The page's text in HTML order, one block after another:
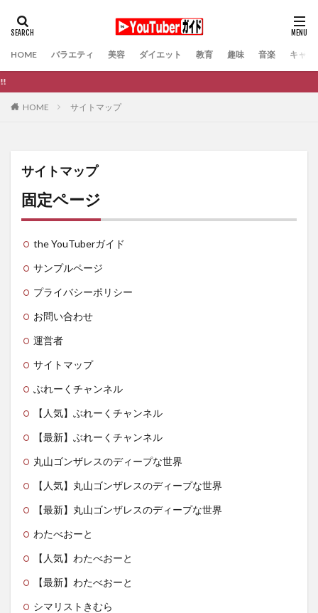
HOME バラエティ 美容 ダイエット 教育 趣味 音楽 キャバ
HOME サイトマップ
サイトマップ
固定ページ
the YouTuberガイド
サンプルページ
プライバシーポリシー
お問い合わせ
運営者
サイトマップ
ぶれーくチャンネル
【人気】ぶれーくチャンネル
【最新】ぶれーくチャンネル
丸山ゴンザレスのディープな世界
【人気】丸山ゴンザレスのディープな世界
【最新】丸山ゴンザレスのディープな世界
わたべおーと
【人気】わたべおーと
【最新】わたべおーと
シマリストきむら